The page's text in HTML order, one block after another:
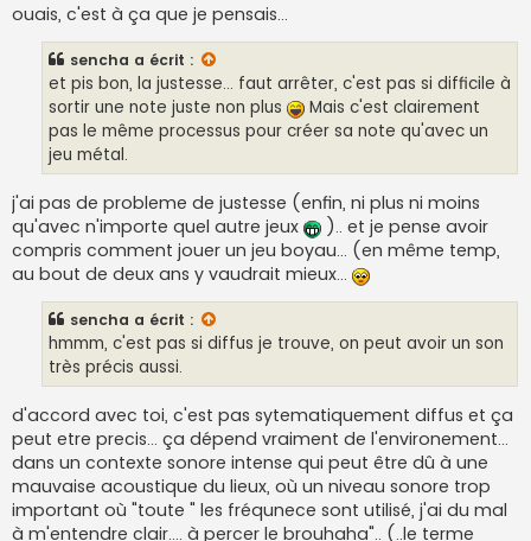
ouais, c'est à ça que je pensais...
sencha a écrit :
et pis bon, la justesse... faut arrêter, c'est pas si difficile à
sortir une note juste non plus
Mais c'est clairement
pas le même processus pour créer sa note qu'avec un
jeu métal.
j'ai pas de probleme de justesse (enfin, ni plus ni moins
qu'avec n'importe quel autre jeux
).. et je pense avoir
compris comment jouer un jeu boyau... (en même temp,
au bout de deux ans y vaudrait mieux...
sencha a écrit :
hmmm, c'est pas si diffus je trouve, on peut avoir un son
très précis aussi.
d'accord avec toi, c'est pas sytematiquement diffus et ça
peut etre precis... ça dépend vraiment de l'environement...
dans un contexte sonore intense qui peut être dû à une
mauvaise acoustique du lieux, où un niveau sonore trop
important où "toute " les fréqunece sont utilisé, j'ai du mal
à m'entendre clair.... à percer le brouhaha".. (..le terme